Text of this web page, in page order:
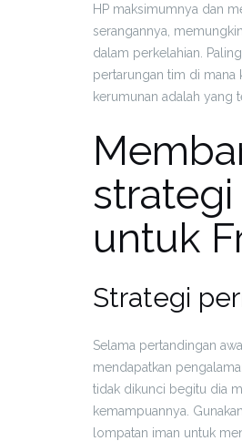
HP maksimumnya dan
serangannya,
dalam perkelahian.
pertarungan tim di mana
kerumunan adalah yang
untuk
Strategi
Selama pertandingan
mendapatkan
tidak dikunci begitu dia
kemampuannya.
lompatan iman untuk